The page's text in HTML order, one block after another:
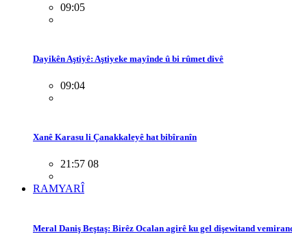
09:05
Dayikên Aştiyê: Aştiyeke mayînde û bi rûmet divê
09:04
Xanê Karasu li Çanakkaleyê hat bibîranîn
21:57 08
RAMYARÎ
Meral Daniş Beştaş: Birêz Ocalan agirê ku gel dişewitand